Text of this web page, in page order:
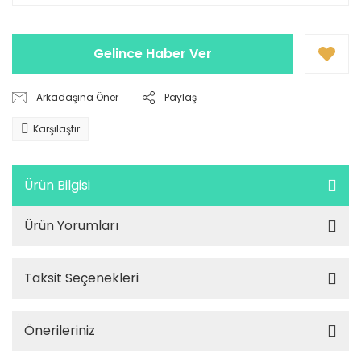
Gelince Haber Ver
Arkadaşına Öner Paylaş
Karşılaştır
Ürün Bilgisi
Ürün Yorumları
Taksit Seçenekleri
Önerileriniz